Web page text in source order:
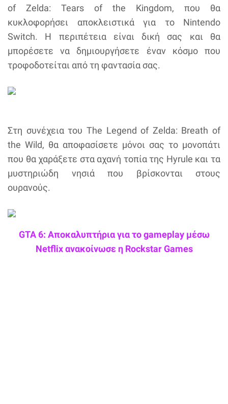
of Zelda: Tears of the Kingdom, που θα
κυκλοφορήσει αποκλειστικά για το Nintendo
Switch. Η περιπέτεια είναι δική σας και θα
μπορέσετε να δημιουργήσετε έναν κόσμο που
τροφοδοτείται από τη φαντασία σας.
Στη συνέχεια του The Legend of Zelda: Breath of
the Wild, θα αποφασίσετε μόνοι σας το μονοπάτι
που θα χαράξετε στα αχανή τοπία της Hyrule και τα
μυστηριώδη νησιά που βρίσκονται στους
ουρανούς.
GTA 6: Αποκαλυπτήρια για το gameplay μέσω
Netflix ανακοίνωσε η Rockstar Games